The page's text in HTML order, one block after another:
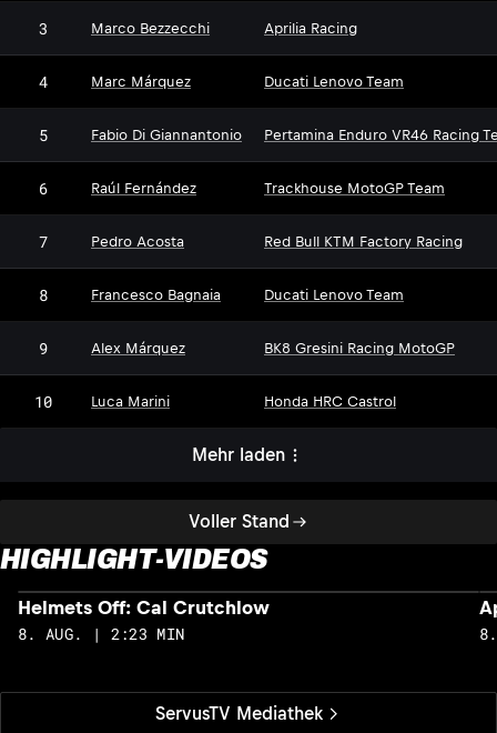
Voller Stand
3 Marco Bezzecchi Aprilia Racing
4 Marc Márquez Ducati Lenovo Team
5 Fabio Di Giannantonio Pertamina Enduro VR46 Racing
6 Raúl Fernández Trackhouse MotoGP Team
7 Pedro Acosta Red Bull KTM Factory Racing
8 Francesco Bagnaia Ducati Lenovo Team
9 Alex Márquez BK8 Gresini Racing MotoGP
10 Luca Marini Honda HRC Castrol
Mehr laden
HIGHLIGHT-VIDEOS
ServusTV Mediathek
Helmets Off: Cal Crutchlow
8. AUG. | 2:23 MIN